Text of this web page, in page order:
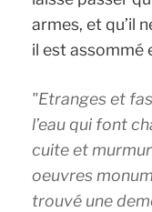
armes, et qu’il
il est assommé
Etranges et
l’eau qui font
cuite et
oeuvres
trouvé une